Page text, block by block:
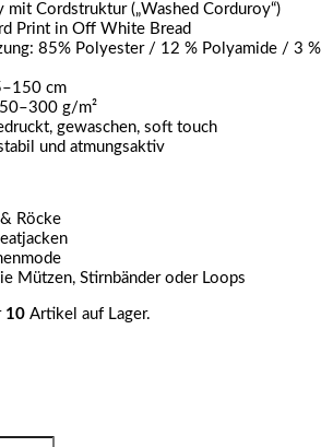
mit Cordstruktur („Washed Corduroy“)
Print in Off White Bread
85% Polyester / 12 % Polyamide / 3 %
cm
g/m²
gewaschen, soft touch
und atmungsaktiv
Röcke
Mützen, Stirnbänder oder Loops
10 Artikel auf Lager.